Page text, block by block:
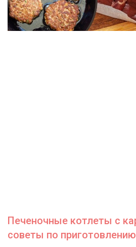
Печеночные котлеты с
советы по приготовлению